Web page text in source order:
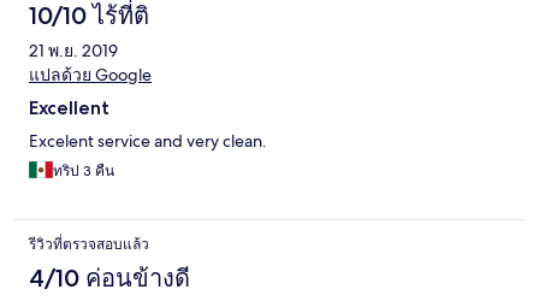
10/10 ไร้ที่ติ
21 พ.ย. 2019
แปลด้วย Google
Excellent
Excelent service and very clean.
ทริป 3 คืน
รีวิวที่ตรวจสอบแล้ว
4/10 ค่อนข้างดี